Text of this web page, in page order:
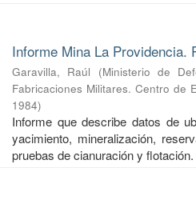
Informe Mina La Providencia.
Garavilla, Raúl (Ministerio de
Fabricaciones Militares. Centro de
1984)
Informe que describe datos de
yacimiento, mineralización,
pruebas de cianuración y flotación.